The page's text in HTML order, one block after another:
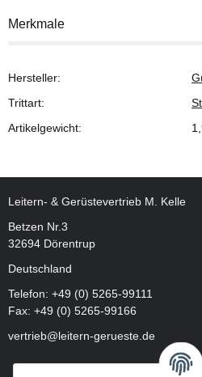
Merkmale
Hersteller:
Trittart:
Artikelgewicht:
Leitern- & Gerüstevertrieb M. Kelle
Betzen Nr.3
32694 Dörentrup
Deutschland
Telefon: +49 (0) 5265-99111
Fax: +49 (0) 5265-99166
vertrieb@leitern-gerueste.de